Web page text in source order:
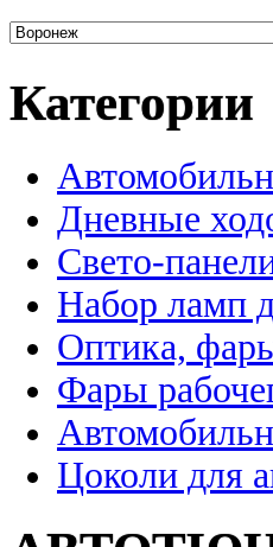
Категории
Дневные
Свето-
Набор ламп
Оптика,
Фары
Цоколи для